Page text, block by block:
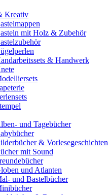
Kreativ
mit Holz & Zubehör
& Handwerk
und Tagebücher
& Vorlesegeschichten
mit Sound
und Atlanten
und Bastelbücher